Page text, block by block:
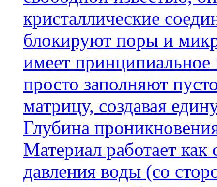
кристаллические
блокируют поры и
имеет
просто заполняют
матрицу, создавая
Глубина
Материал работает
давления воды (со